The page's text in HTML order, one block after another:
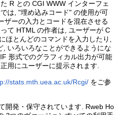
R との CGI WWW インターフェ
は, "埋め込みコード" の使用が可
ザーの入力とコードを混在させる
て HTML の作者は, ユーザーが C
ほとんどのコマンドを入力したり,
いろいろなことができるようにな
形式でのグラフィカル出力が可能
用にユーザーに提示されます.
stats.mth.uea.ac.uk/Rcgi/ をご参
開発・保守されています. Rweb Ho